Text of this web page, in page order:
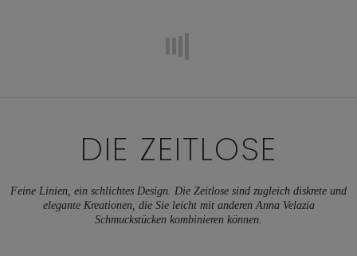
DIE ZEITLOSE
Feine Linien, ein schlichtes Design. Die Zeitlose sind zugleich diskrete und
elegante Kreationen, die Sie leicht mit anderen Anna Velazia
Schmuckstücken kombinieren können.